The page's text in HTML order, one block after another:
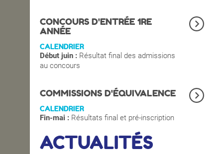
CONCOURS D'ENTRÉE 1RE
ANNÉE
CALENDRIER
Début juin : Résultat final des admissions
au concours
COMMISSIONS D'ÉQUIVALENCE
CALENDRIER
Fin-mai : Résultats final et pré-inscription
ACTUALITÉS